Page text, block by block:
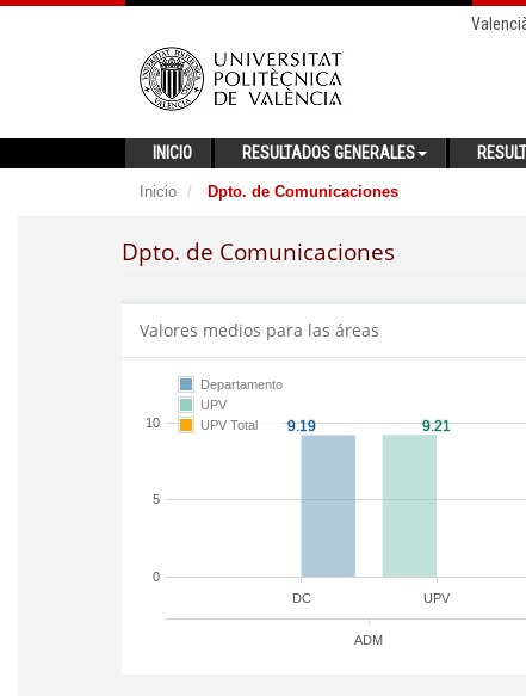
INICIO RESULTADOS GENERALES
Inicio Dpto. de Comunicaciones
Dpto. de Comunicaciones
Valores medios para las áreas
DC UPV
ADM
0
5
10
Departamento
UPV
UPV Total